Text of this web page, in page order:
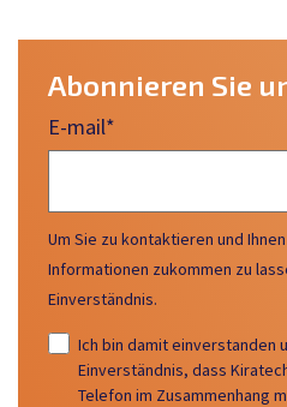
Abonnieren Sie
E-mail*
Um Sie zu kontaktieren und
Informationen zukommen zu
Einverständnis.
Ich bin damit einverstanden
Einverständnis, dass
Telefon im Zusammenhang